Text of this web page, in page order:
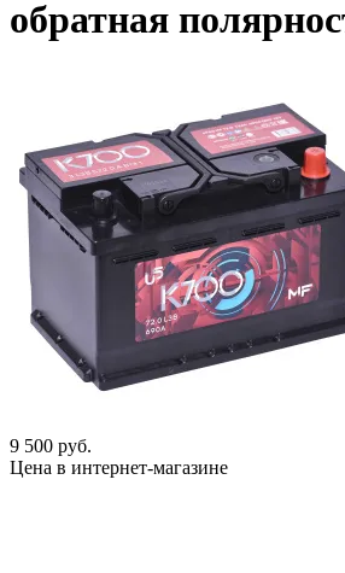
обратная
9 500 руб.
Цена в интернет-магазине